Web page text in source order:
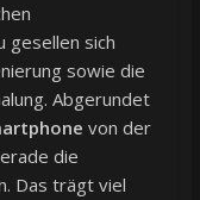
gesellen sich
sowie die
Abgerundet
von der
die
Das trägt viel